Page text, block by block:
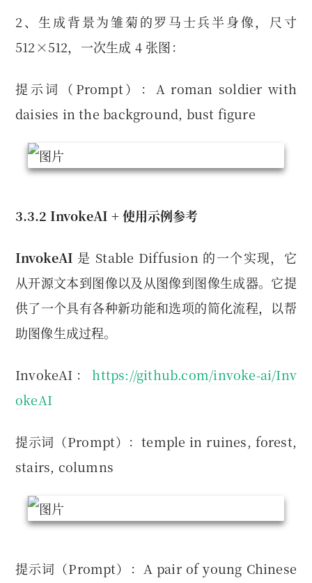
2、生成背景为雏菊的罗马士兵半身像，尺寸
512×512，一次生成 4 张图：
提示词（Prompt）：A roman soldier with
daisies in the background, bust figure
3.3.2 InvokeAI + 使用示例参考
InvokeAI 是 Stable Diffusion 的一个实现，它
从开源文本到图像以及从图像到图像生成器。它提
供了一个具有各种新功能和选项的简化流程，以帮
助图像生成过程。
InvokeAI：https://github.com/invoke-ai/Inv
okeAI
提示词（Prompt）：temple in ruines, forest,
stairs, columns
提示词（Prompt）：A pair of young Chinese